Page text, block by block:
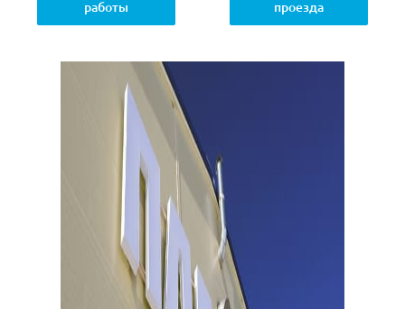
работы
проезда